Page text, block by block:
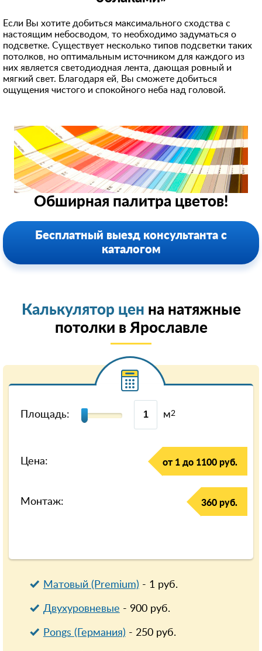
Если Вы хотите добиться максимального сходства с
настоящим небосводом, то необходимо задуматься о
подсветке. Существует несколько типов подсветки таких
потолков, но оптимальным источником для каждого из
них является светодиодная лента, дающая ровный и
мягкий свет. Благодаря ей, Вы сможете добиться
ощущения чистого и спокойного неба над головой.
Обширная палитра цветов!
Бесплатный выезд консультанта с
каталогом
Калькулятор цен на натяжные
потолки в Ярославле
Площадь: м2
Цена: от 1 до 1100 руб.
Монтаж: 360 руб.
Матовый (Premium) - 1руб.
Двухуровневые - 900руб.
Pongs (Германия) - 250руб.